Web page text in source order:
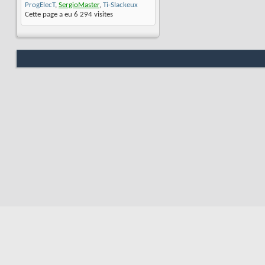
ProgElecT, SergioMaster, Ti-Slackeux
Cette page a eu 6 294 visites